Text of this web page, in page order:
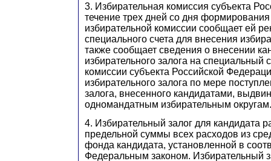
3. Избирательная комиссия субъекта
течение трех дней со дня
избирательной комиссии сообщает ей
специального счета для внесения
также сообщает сведения о внесении
избирательного залога на специальный
комиссии субъекта Российской
избирательного залога по мере
залога, внесенного кандидатами,
одномандатным избирательным округам.
4. Избирательный залог для кандидата
предельной суммы всех расходов из
фонда кандидата, установленной в
Федеральным законом. Избирательный